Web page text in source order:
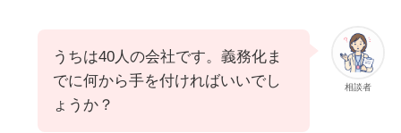
相談者
うちは40人の会社です。義務化ま
でに何から手を付ければいいでし
ょうか？